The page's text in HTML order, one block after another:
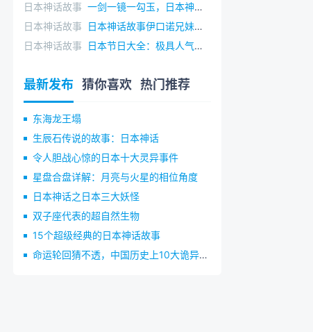
日本神话故事 一剑一镜一勾玉，日本神话故事三神器
日本神话故事 日本神话故事伊口诺兄妹投矛成岛
日本神话故事 日本节日大全：极具人气的高尾山火渡祭
最新发布 猜你喜欢 热门推荐
东海龙王塌
生辰石传说的故事：日本神话
令人胆战心惊的日本十大灵异事件
星盘合盘详解：月亮与火星的相位角度
日本神话之日本三大妖怪
双子座代表的超自然生物
15个超级经典的日本神话故事
命运轮回猜不透，中国历史上10大诡异巧合